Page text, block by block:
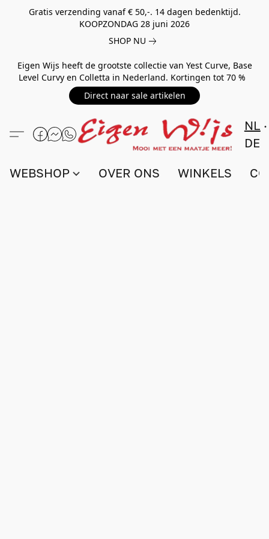
Gratis verzending vanaf € 50,-. 14 dagen bedenktijd.
KOOPZONDAG 28 juni 2026
SHOP NU
Eigen Wijs heeft de grootste collectie van Yest Curve, Base
Level Curvy en Colletta in Nederland. Kortingen tot 70 %
Direct naar sale artikelen
NL
DE
WEBSHOP OVER ONS WINKELS